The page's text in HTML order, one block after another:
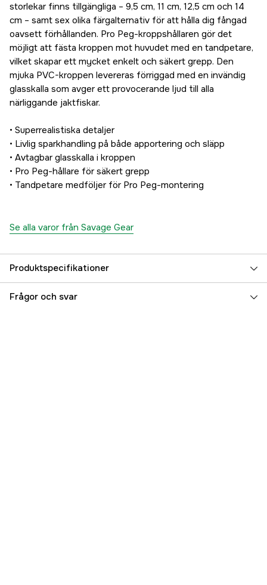
storlekar finns tillgängliga – 9,5 cm, 11 cm, 12,5 cm och 14
cm – samt sex olika färgalternativ för att hålla dig fångad
oavsett förhållanden. Pro Peg-kroppshållaren gör det
möjligt att fästa kroppen mot huvudet med en tandpetare,
vilket skapar ett mycket enkelt och säkert grepp. Den
mjuka PVC-kroppen levereras förriggad med en invändig
glasskalla som avger ett provocerande ljud till alla
närliggande jaktfiskar.
• Superrealistiska detaljer
• Livlig sparkhandling på både apportering och släpp
• Avtagbar glasskalla i kroppen
• Pro Peg-hållare för säkert grepp
• Tandpetare medföljer för Pro Peg-montering
Se alla varor från Savage Gear
Produktspecifikationer
Fiskart Abborre, Gös
Frågor och svar